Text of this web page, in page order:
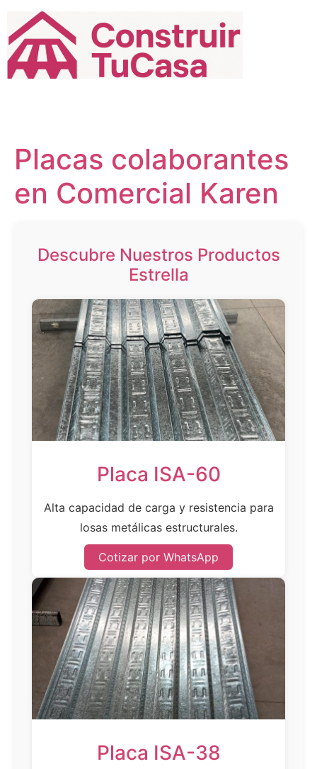
contenido
Placas colaborantes
en Comercial Karen
Descubre Nuestros Productos
Estrella
Placa ISA-60
Alta capacidad de carga y resistencia para
losas metálicas estructurales.
Cotizar por WhatsApp
Placa ISA-38